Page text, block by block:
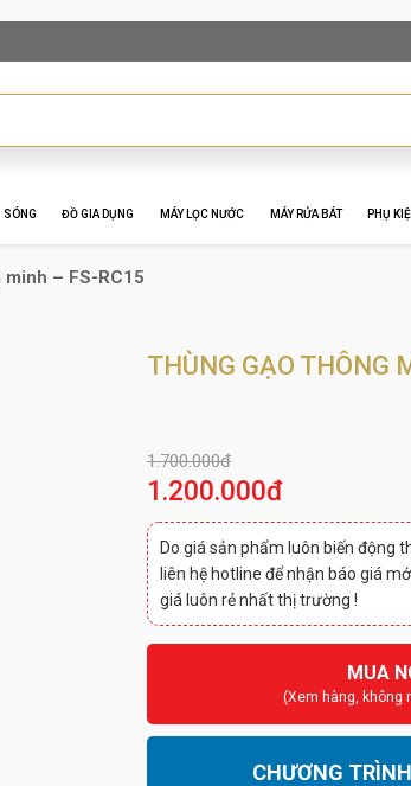
SÓNG ĐỒ GIA DỤNG MÁY LỌC NƯỚC MÁY RỬA BÁT PHỤ
– FS-RC15
THÙNG GẠO THÔNG
1.700.000đ
1.200.000đ
Do giá sản phẩm luôn biến động
liên hệ hotline để nhận báo giá
giá luôn rẻ nhất thị trường !
MUA
(Xem hàng, không
CHƯƠNG